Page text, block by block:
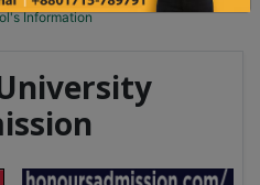
Information